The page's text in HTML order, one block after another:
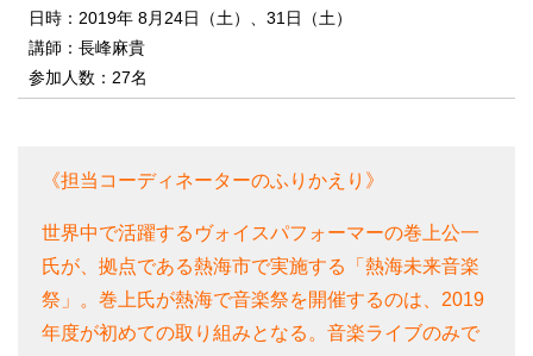
日時：2019年 8月24日（土）、31日（土）
講師：長峰麻貴
参加人数：27名
《担当コーディネーターのふりかえり》
世界中で活躍するヴォイスパフォーマーの巻上公一
氏が、拠点である熱海市で実施する「熱海未来音楽
祭」。巻上氏が熱海で音楽祭を開催するのは、2019
年度が初めての取り組みとなる。音楽ライブのみで